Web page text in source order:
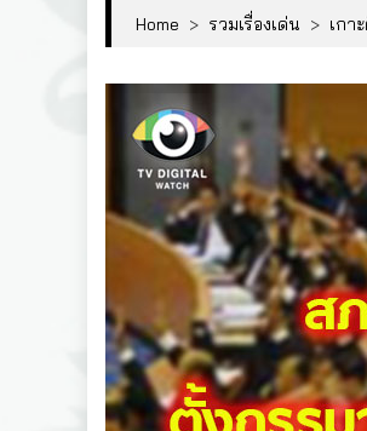
Home > รวมเรื่องเด่น > เกา